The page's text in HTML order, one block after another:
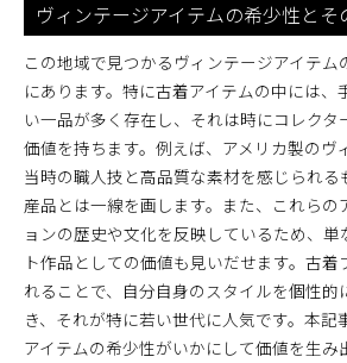
ヴィンテージアイテムの希少性とそ
この地域で見つかるヴィンテージアイテム
にあります。特に古着アイテムの中には、
い一品が多く存在し、それは時にコレクタ
価値を持ちます。例えば、アメリカ製のヴ
当時の職人技と高品質な素材を感じられる
産品とは一線を画します。また、これらの
ョンの歴史や文化を反映しているため、単
ト作品としての価値も見いだせます。古
れることで、自分自身のスタイルを個性的
き、それが特に若い世代に人気です。本記
アイテムの希少性がいかにして価値を生み